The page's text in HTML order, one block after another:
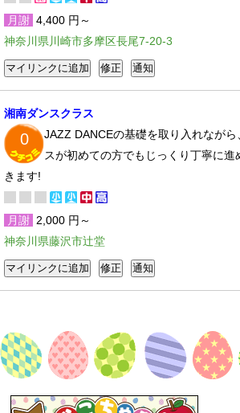
月謝 4,400 円～
神奈川県川崎市多摩区長尾7-20-3
湘南ダンスクラス
0
JAZZ DANCEの基礎を取り入れながら
スが初めての方でもじっくり丁寧に進
きます!
月謝 2,000 円～
神奈川県藤沢市辻堂